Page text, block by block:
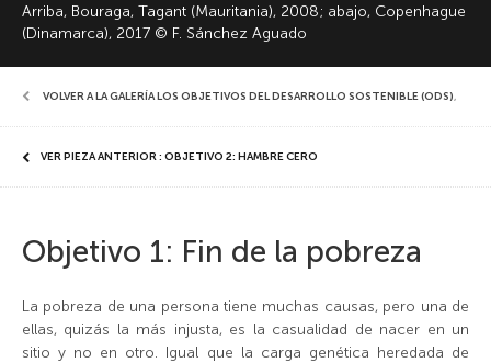
Arriba, Bouraga, Tagant (Mauritania), 2008; abajo, Copenhague
(Dinamarca), 2017 © F. Sánchez Aguado
VOLVER A LA GALERÍA LOS OBJETIVOS DEL DESARROLLO SOSTENIBLE (ODS),
VER PIEZA ANTERIOR : OBJETIVO 2: HAMBRE CERO
Objetivo 1: Fin de la pobreza
La pobreza de una persona tiene muchas causas, pero una de
ellas, quizás la más injusta, es la casualidad de nacer en un
sitio y no en otro. Igual que la carga genética heredada de